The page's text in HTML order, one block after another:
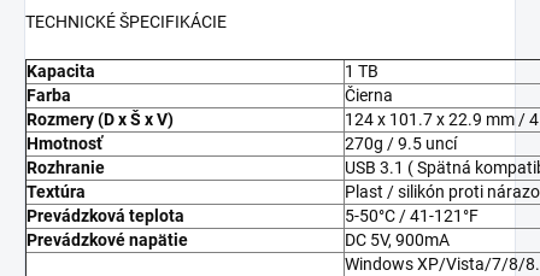
TECHNICKÉ ŠPECIFIKÁCIE
Kapacita
1 TB
Farba
Čierna
Rozmery (D x Š x V)
124 x 101.7 x 22.9 mm /
Hmotnosť
270g / 9.5 uncí
Rozhranie
USB 3.1 ( Spätná
Textúra
Plast / silikón proti
Prevádzková teplota
5-50°C / 41-121°F
Prevádzkové napätie
DC 5V, 900mA
Windows XP/Vista/7/8/